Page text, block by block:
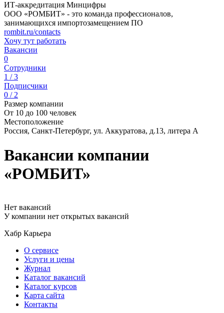
ИТ-аккредитация Минцифры
ООО «РОМБИТ» - это команда профессионалов,
занимающихся импортозамещением ПО
rombit.ru/contacts
Хочу тут работать
Вакансии
0
Сотрудники
1 / 3
Подписчики
0 / 2
Размер компании
От 10 до 100 человек
Местоположение
Россия, Санкт-Петербург, ул. Аккуратова, д.13, литера А
Вакансии компании
«РОМБИТ»
Нет вакансий
У компании нет открытых вакансий
Хабр Карьера
О сервисе
Услуги и цены
Журнал
Каталог вакансий
Каталог курсов
Карта сайта
Контакты